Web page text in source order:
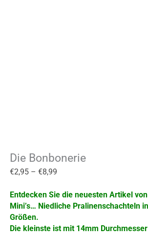
Die Bonbonerie
€2,95 – €8,99
Entdecken Sie die neuesten Artikel von
Mini’s… Niedliche Pralinenschachteln
Größen.
Die kleinste ist mit 14mm